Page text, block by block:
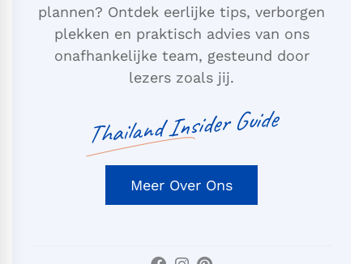
plannen? Ontdek eerlijke tips, verborgen
plekken en praktisch advies van ons
onafhankelijke team, gesteund door
lezers zoals jij.
Thailand Insider Guide
Meer Over Ons